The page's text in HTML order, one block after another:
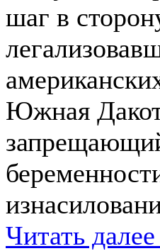
шаг в
Южная
Читать